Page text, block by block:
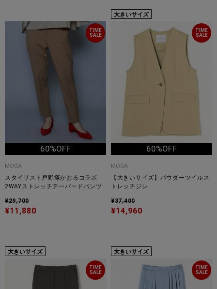
TIME
SALE
60%OFF
MOGA
スタイリスト戸野塚かおるコラボ
2WAYストレッチテーパードパンツ
¥29,700
¥11,880
大きいサイズ
TIME
SALE
60%OFF
MOGA
【大きいサイズ】パウダーツイルス
トレッチジレ
¥37,400
¥14,960
大きいサイズ
TIME
SALE
大きいサイズ
TIME
SALE